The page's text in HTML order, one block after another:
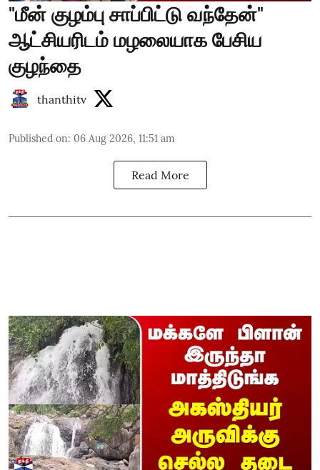
"மீன் குழம்பு சாப்பிட்டு வந்தேன்"
ஆட்சியரிடம் மழலையாக பேசிய
குழந்தை
thanthitv
Published on: 06 Aug 2026, 11:51 am
Read More